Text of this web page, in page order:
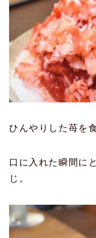
ひんやりした苺を
口に入れた瞬間に
じ。